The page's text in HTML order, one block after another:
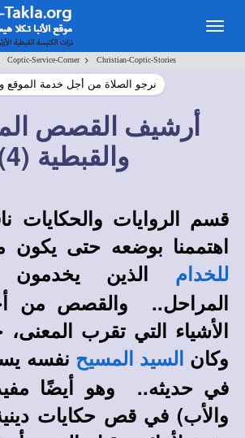
Coptic-Service-Corner> Christian-Coptic-Stories
نرجو الصلاة من أجل خدمة الموقع
أرشيف القصص
والقبطية (4)
قسم الروايات والحكايات
اهتممنا بوضعه حتى يكون
للخدام
الذين
المراحل.. والقصص من
الأشياء التي تقرب المعنى،
وكان
السيد المسيح نفسه
في حديثه.. وهو أيضًا مفيد
والأب) في قص حكايات